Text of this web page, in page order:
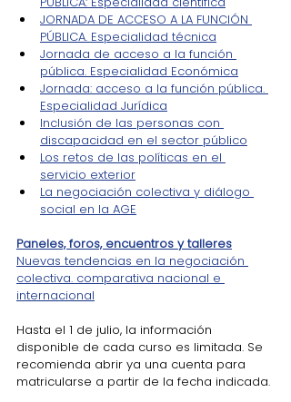
JORNADA DE ACCESO A LA FUNCIÓN
PÚBLICA. Especialidad técnica
Jornada de acceso a la función
pública. Especialidad Económica
Jornada: acceso a la función pública.
Especialidad Jurídica
Inclusión de las personas con
discapacidad en el sector público
Los retos de las políticas en el
servicio exterior
La negociación colectiva y diálogo
social en la AGE
Paneles, foros, encuentros y talleres
Nuevas tendencias en la negociación
colectiva. comparativa nacional e
internacional
Hasta el 1 de julio, la información
disponible de cada curso es limitada. Se
recomienda abrir ya una cuenta para
matricularse a partir de la fecha indicada.